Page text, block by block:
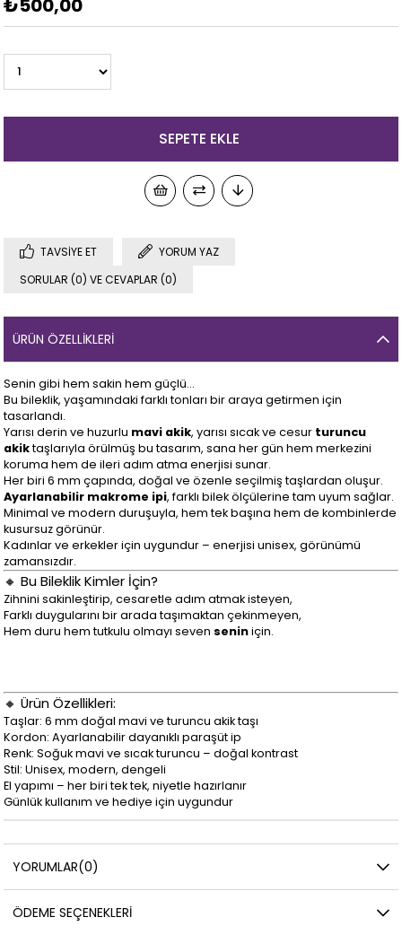
₺500,00
TAVSIYE ET
YORUM YAZ
SORULAR (0) VE CEVAPLAR (0)
ÜRÜN ÖZELLIKLERI
Senin gibi hem sakin hem güçlü…
Bu bileklik, yaşamındaki farklı tonları bir araya getirmen için
tasarlandı.
Yarısı derin ve huzurlu mavi akik, yarısı sıcak ve cesur turuncu
akiktaşlarıyla örülmüş bu tasarım, sana her gün hem merkezini
koruma hem de ileri adım atma enerjisi sunar.
Her biri 6 mm çapında, doğal ve özenle seçilmiş taşlardan oluşur.
Ayarlanabilir makrome ipi, farklı bilek ölçülerine tam uyum sağlar.
Minimal ve modern duruşuyla, hem tek başına hem de kombinlerde
kusursuz görünür.
Kadınlar ve erkekler için uygundur – enerjisi unisex, görünümü
zamansızdır.
🔸 Bu Bileklik Kimler İçin?
Zihnini sakinleştirip, cesaretle adım atmak isteyen,
Farklı duygularını bir arada taşımaktan çekinmeyen,
Hem duru hem tutkulu olmayı seven seniniçin.
🔸 Ürün Özellikleri:
Taşlar: 6 mm doğal mavi ve turuncu akik taşı
Kordon: Ayarlanabilir dayanıklı paraşüt ip
Renk: Soğuk mavi ve sıcak turuncu – doğal kontrast
Stil: Unisex, modern, dengeli
El yapımı – her biri tek tek, niyetle hazırlanır
Günlük kullanım ve hediye için uygundur
YORUMLAR(0)
ÖDEME SEÇENEKLERI